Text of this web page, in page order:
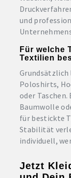
und
Für welche
Textilien
Grundsätzlich
Poloshirts,
oder
Baumwolle
für bestickte
Stabilität
individuell,
Jetzt